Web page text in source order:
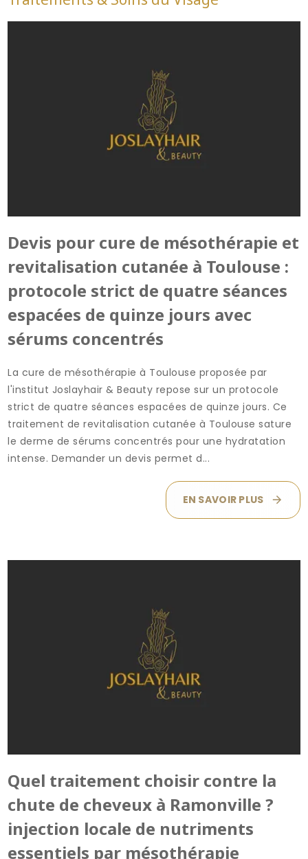
Devis pour cure de mésothérapie et
revitalisation cutanée à Toulouse :
protocole strict de quatre séances
espacées de quinze jours avec
sérums concentrés
La cure de mésothérapie à Toulouse proposée par
l'institut Joslayhair & Beauty repose sur un protocole
strict de quatre séances espacées de quinze jours. Ce
traitement de revitalisation cutanée à Toulouse sature
le derme de sérums concentrés pour une hydratation
intense. Demander un devis permet d...
EN SAVOIR PLUS
Quel traitement choisir contre la
chute de cheveux à Ramonville ?
injection locale de nutriments
essentiels par mésothérapie